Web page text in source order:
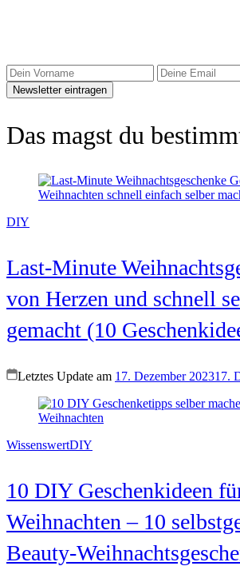
Das magst du
DIY
Last-Minute
von Herzen und schnell
gemacht (10
Letztes Update am 17. Dezember 202317.
WissenswertDIY
10 DIY Geschenkideen
Weihnachten – 10
Beauty-